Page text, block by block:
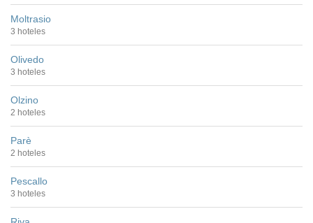
Moltrasio
3 hoteles
Olivedo
3 hoteles
Olzino
2 hoteles
Parè
2 hoteles
Pescallo
3 hoteles